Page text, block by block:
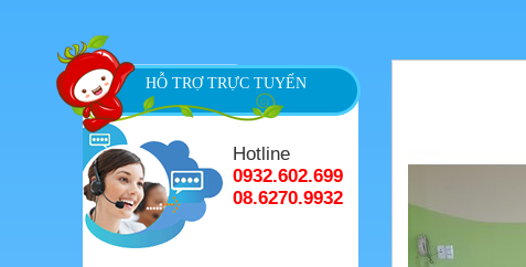
HỖ TRỢ TRỰC TUYẾN
Hotline
0932.602.699
08.6270.9932